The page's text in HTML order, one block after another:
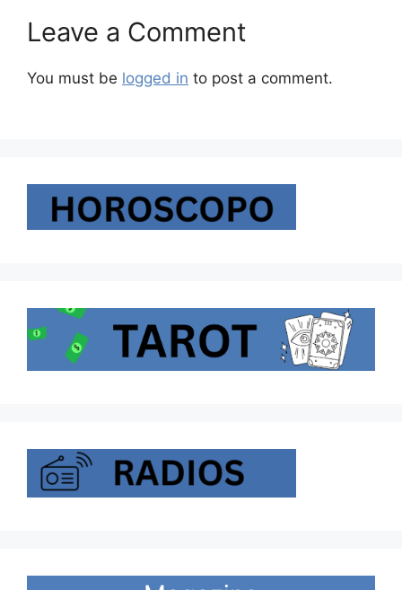
Leave a Comment
You must be logged in to post a comment.